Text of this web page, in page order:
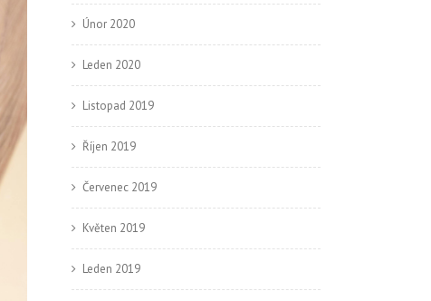
Únor 2020
Leden 2020
Listopad 2019
Říjen 2019
Červenec 2019
Květen 2019
Leden 2019